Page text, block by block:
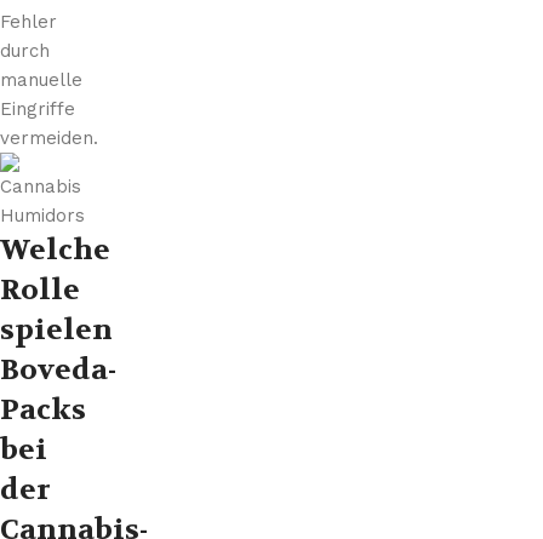
Fehler
durch
manuelle
Eingriffe
vermeiden.
Welche
Rolle
spielen
Boveda-
Packs
bei
der
Cannabis-